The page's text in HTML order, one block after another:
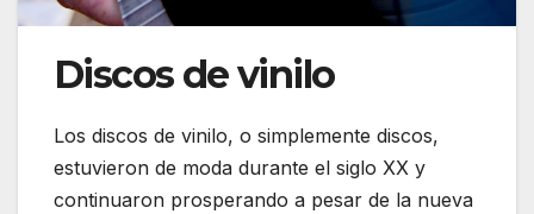
Discos de vinilo
Los discos de vinilo, o simplemente discos,
estuvieron de moda durante el siglo XX y
continuaron prosperando a pesar de la nueva